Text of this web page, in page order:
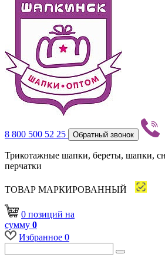
8 800 500 52 25 Обратный звонок
Трикотажные шапки, береты, шапки,
перчатки
ТОВАР МАРКИРОВАННЫЙ
0 позиций на
сумму 0
Избранное 0